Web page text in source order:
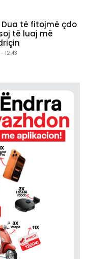
të fitojmë çdo
të luaj më
12:43